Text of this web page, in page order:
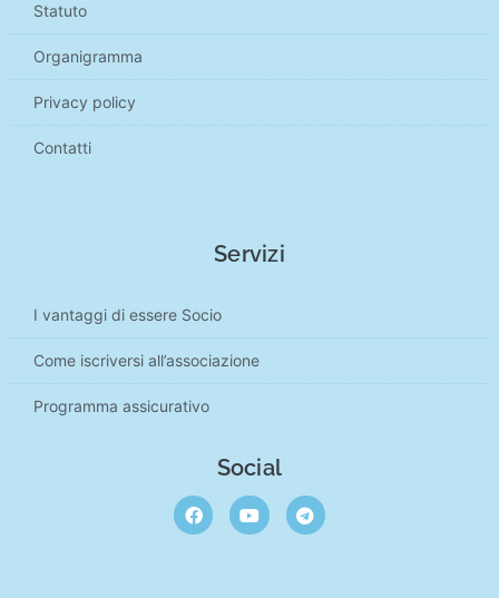
Statuto
Organigramma
Privacy policy
Contatti
Servizi
I vantaggi di essere Socio
Come iscriversi all’associazione
Programma assicurativo
Social